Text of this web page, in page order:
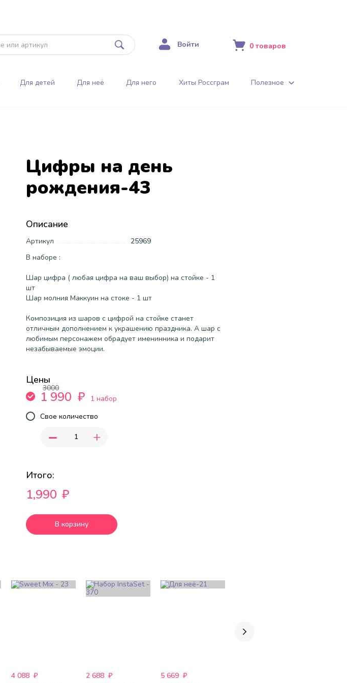
Войти 0 товаров
Для детей Для неё Для него Хиты Россграм Полезное
Цифры на день
рождения-43
Описание
Артикул
25969
В наборе :
Шар цифра ( любая цифра на ваш выбор) на стойке - 1
шт
Шар молния Маккуин на стоке - 1 шт
Композиция из шаров с цифрой на стойке станет
отличным дополнением к украшению праздника. А шар с
любимым персонажем обрадует именинника и подарит
незабываемые эмоции.
Цены
3000
1 990 ₽
1 набор
Свое количество
- +
Итого:
1,990 ₽
В корзину
4 088 ₽
2 688 ₽
5 669 ₽